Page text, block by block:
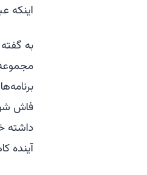
اینکه
فاش
داشته
آینده